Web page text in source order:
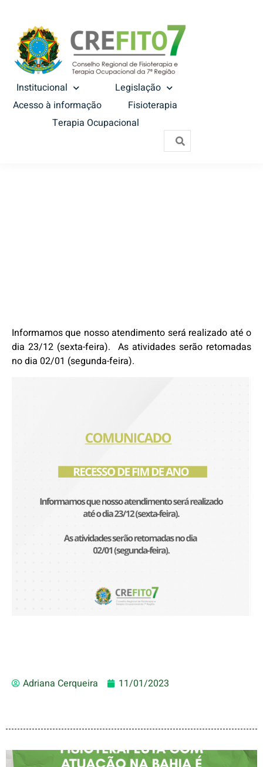
Institucional
Legislação
Acesso à informação
Fisioterapia
Terapia Ocupacional
Informamos que nosso atendimento será realizado até o
dia 23/12 (sexta-feira). As atividades serão retomadas
no dia 02/01 (segunda-feira).
Adriana Cerqueira 11/01/2023